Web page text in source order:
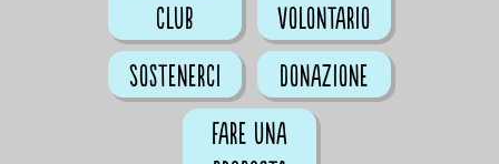
club
volontario
Sostenerci
Donazione
Fare una